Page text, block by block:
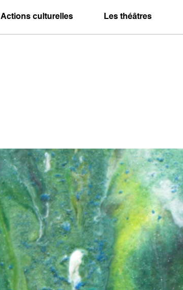
Actions culturelles Les théâtres